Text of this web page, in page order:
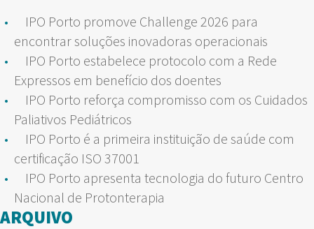
IPO Porto promove Challenge 2026 para
encontrar soluções inovadoras operacionais
IPO Porto estabelece protocolo com a Rede
Expressos em benefício dos doentes
IPO Porto reforça compromisso com os Cuidados
Paliativos Pediátricos
IPO Porto é a primeira instituição de saúde com
certificação ISO 37001
IPO Porto apresenta tecnologia do futuro Centro
Nacional de Protonterapia
ARQUIVO